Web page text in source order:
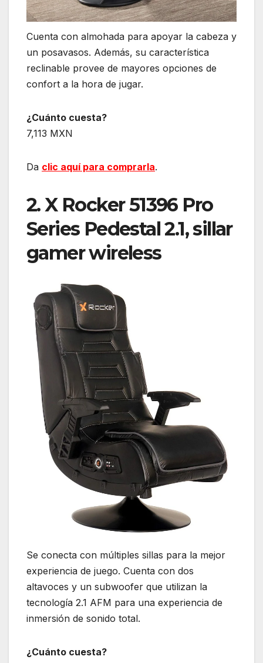
Cuenta con almohada para apoyar la cabeza y
un posavasos. Además, su característica
reclinable provee de mayores opciones de
confort a la hora de jugar.
¿Cuánto cuesta?
7,113 MXN
Da clic aquí para comprarla.
2. X Rocker 51396 Pro
Series Pedestal 2.1, sillar
gamer wireless
Se conecta con múltiples sillas para la mejor
experiencia de juego. Cuenta con dos
altavoces y un subwoofer que utilizan la
tecnología 2.1 AFM para una experiencia de
inmersión de sonido total.
¿Cuánto cuesta?